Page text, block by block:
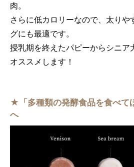
肉。
さらに低カロリーなので、太りや
グにも最適です。
授乳期を終えたパピーからシニア
オススメします！
★「多種類の発酵食品を食べて
へ